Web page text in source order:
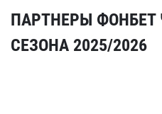
ПАРТНЕРЫ
СЕЗОНА 2025/2026